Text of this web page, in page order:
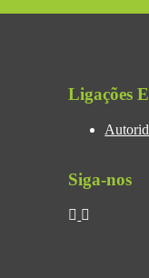
Ligações
Siga-nos